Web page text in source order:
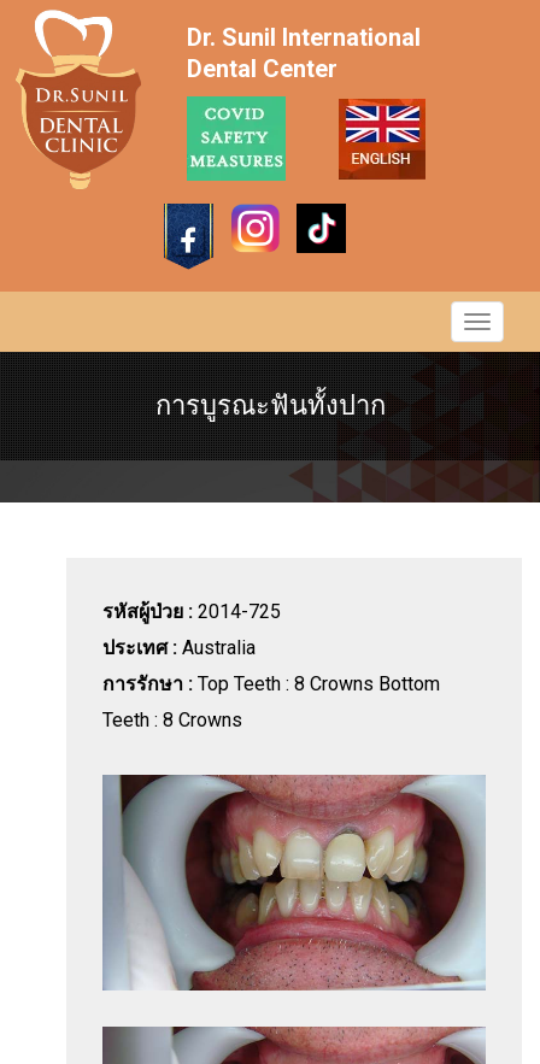
Dr. Sunil International
Dental Center
การบูรณะฟันทั้งปาก
รหัสผู้ป่วย : 2014-725
ประเทศ : Australia
การรักษา : Top Teeth : 8 Crowns Bottom
Teeth : 8 Crowns